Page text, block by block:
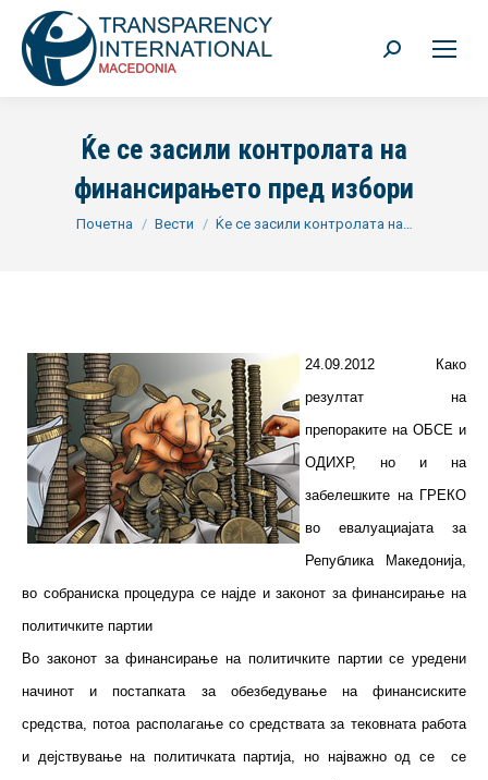
Search:
Ќе се засили контролата на
финансирањето пред избори
You are here:
Почетна Вести Ќе се засили контролата на…
24.09.2012 Како
резултат на
препораките на ОБСЕ и
ОДИХР, но и на
забелешките на ГРЕКО
во евалуациајата за
Република Македонија,
во собраниска процедура се најде и законот за финансирање на
политичките партии
Во законот за финансирање на политичките партии се уредени
начинот и постапката за обезбедување на финансиските
средства, потоа располагање со средствата за тековната работа
и дејствување на политичката партија, но најважно од се се